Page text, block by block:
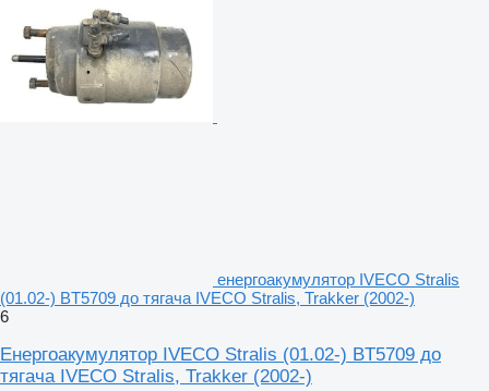
енергоакумулятор IVECO Stralis
(01.02-) BT5709 до тягача IVECO Stralis, Trakker (2002-)
6
Енергоакумулятор IVECO Stralis (01.02-) BT5709 до
тягача IVECO Stralis, Trakker (2002-)